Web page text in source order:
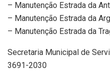
– ⁠Manutenção Estrada da
– ⁠Manutenção Estrada da
– ⁠Manutenção Estrada da
Secretaria Municipal de
3691-2030